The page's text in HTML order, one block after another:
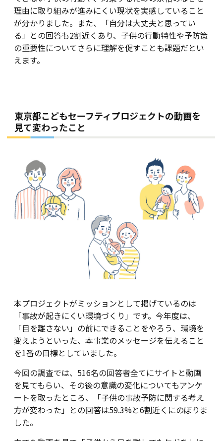
理由に取り組みが進みにくい現状を実感していること
が分かりました。また、「自分は大丈夫と思ってい
る」との回答も2割近くあり、子供の行動特性や予防策
の重要性についてさらに理解を促すことも課題だとい
えます。
東京都こどもセーフティプロジェクトの動画を
見て変わったこと
本プロジェクトがミッションとして掲げているのは
「事故が起きにくい環境づくり」です。今年度は、
「目を離さない」の前にできることをやろう、環境を
変えようといった、本事業のメッセージを伝えること
を1番の目標としていました。
今回の調査では、516名の回答者全てにサイトと動画
を見てもらい、その後の意識の変化についてもアンケ
ートを取ったところ、「子供の事故予防に関する考え
方が変わった」との回答は59.3%と6割近くにのぼりま
した。